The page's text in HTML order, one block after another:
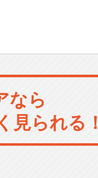
なら
見られる！